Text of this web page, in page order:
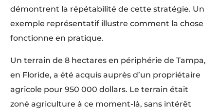
démontrent la répétabilité de cette stratégie. Un
exemple représentatif illustre comment la chose
fonctionne en pratique.
Un terrain de 8 hectares en périphérie de Tampa,
en Floride, a été acquis auprès d’un propriétaire
agricole pour 950 000 dollars. Le terrain était
zoné agriculture à ce moment-là, sans intérêt